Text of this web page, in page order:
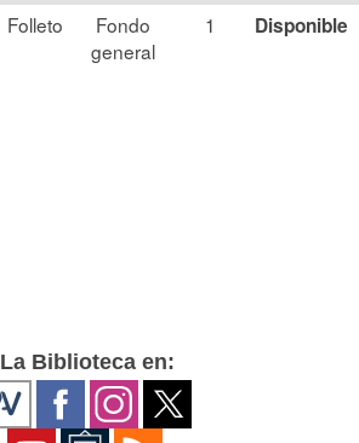
Folleto
Fondo
general
1 Disponible
La Biblioteca en: